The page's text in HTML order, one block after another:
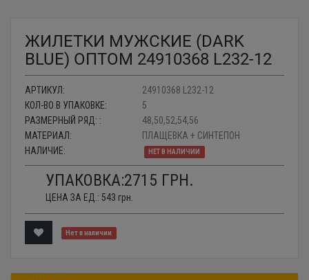
ЖИЛЕТКИ МУЖСКИЕ (DARK
BLUE) ОПТОМ 24910368 L232-12
АРТИКУЛ:
24910368 L232-12
КОЛ-ВО В УПАКОВКЕ:
5
РАЗМЕРНЫЙ РЯД: :
48,50,52,54,56
МАТЕРИАЛ:
ПЛАЩЕВКА + СИНТЕПОН
НАЛИЧИЕ:
НЕТ В НАЛИЧИИ
УПАКОВКА:2715 ГРН.
ЦЕНА ЗА ЕД.: 543 грн.
Нет в наличии